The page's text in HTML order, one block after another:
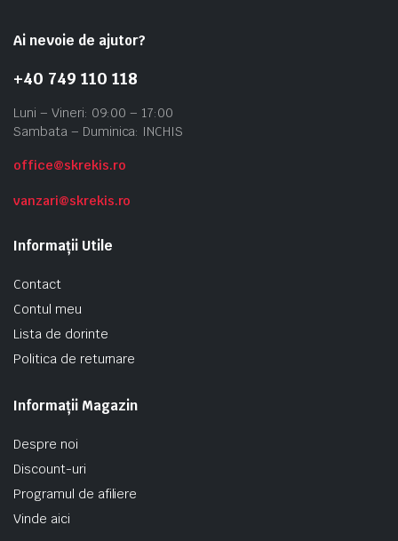
Ai nevoie de ajutor?
+40 749 110 118
Luni – Vineri: 09:00 – 17:00
Sambata – Duminica: INCHIS
office@skrekis.ro
vanzari@skrekis.ro
Informații Utile
Contact
Contul meu
Lista de dorinte
Politica de returnare
Informații Magazin
Despre noi
Discount-uri
Programul de afiliere
Vinde aici